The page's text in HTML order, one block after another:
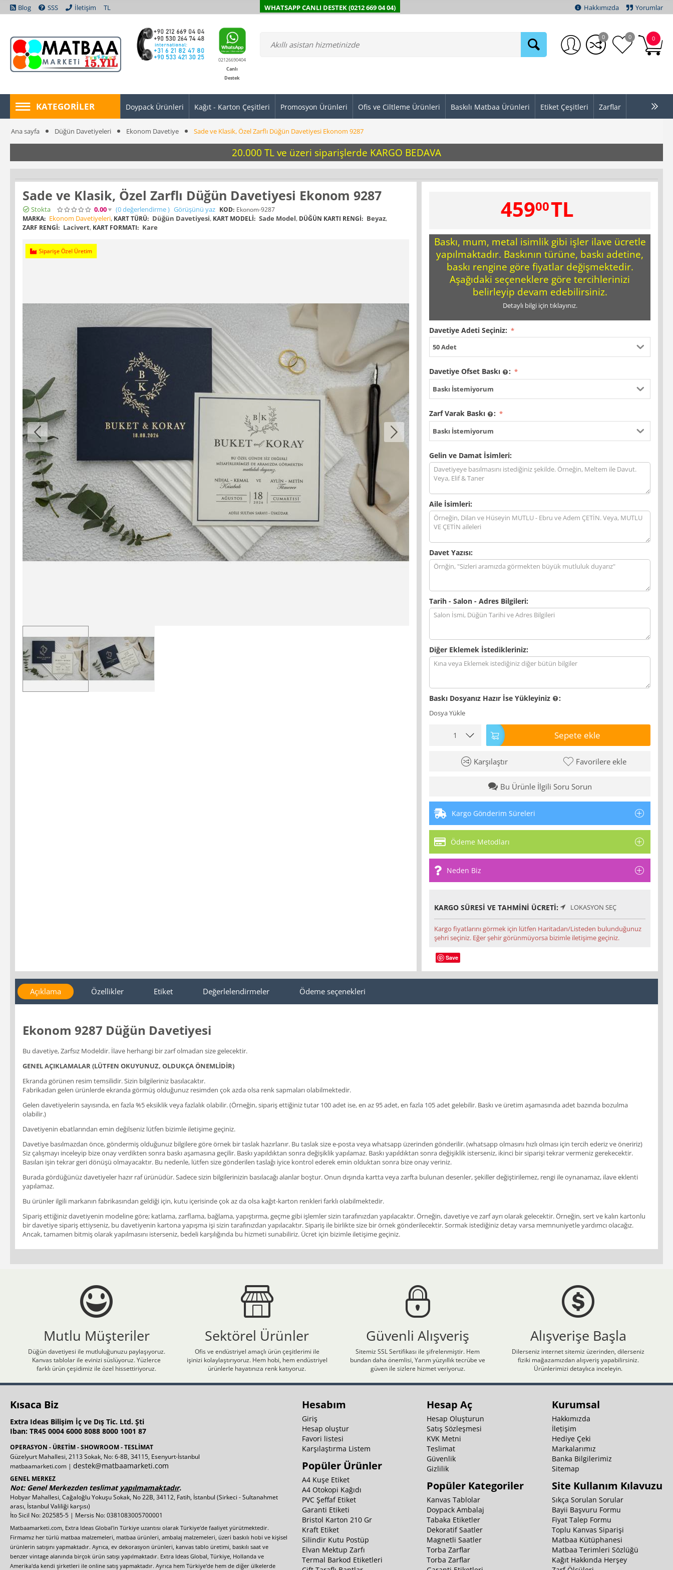
Blog SSS İletişim TL WHATSAPP CANLI DESTEK (0212 669 04 04) Hakkımızda Yorumlar
02126690404
Canlı
Destek
0
0 0
KATEGORILER Doypack Ürünleri Kağıt - Karton Çeşitleri Promosyon Ürünleri Ofis ve Ciltleme Ürünleri Baskılı Matbaa Ürünleri Etiket Çeşitleri Zarflar
Ana sayfa Düğün Davetiyeleri Ekonom Davetiye Sade ve Klasik, Özel Zarflı Düğün Davetiyesi Ekonom 9287
20.000 TL ve üzeri siparişlerde KARGO BEDAVA
Sade ve Klasik, Özel Zarflı Düğün Davetiyesi Ekonom 9287
Stokta 0.00 (0değerlendirme) Görüşünü yaz KOD: Ekonom-9287
MARKA: Ekonom Davetiyeleri, KART TÜRÜ: Düğün Davetiyesi, KART MODELI: Sade Model, DÜĞÜN KARTI RENGI: Beyaz,
ZARF RENGI: Lacivert, KART FORMATI: Kare
Siparişe Özel Üretim
45900TL
Baskı, mum, metal isimlik gibi işler ilave ücretle
yapılmaktadır. Baskının türüne, baskı adetine,
baskı rengine göre fiyatlar değişmektedir.
Aşağıdaki seçeneklere göre tercihlerinizi
belirleyip devam edebilirsiniz.
Detaylı bilgi için tıklayınız.
Davetiye Adeti Seçiniz:
50 Adet
Davetiye Ofset Baskı :
Baskı İstemiyorum
Zarf Varak Baskı :
Baskı İstemiyorum
Gelin ve Damat İsimleri:
Aile İsimleri:
Davet Yazısı:
Tarih - Salon - Adres Bilgileri:
Diğer Eklemek İstedikleriniz:
Baskı Dosyanız Hazır İse Yükleyiniz :
Dosya Yükle
Sepete ekle
Karşılaştır Favorilere ekle
Bu Ürünle İlgili Soru Sorun
Kargo Gönderim Süreleri
Ödeme Metodları
Neden Biz
KARGO SÜRESI VE TAHMINI ÜCRETI: LOKASYON SEÇ
Kargo fiyatlarını görmek için lütfen Haritadan/Listeden bulunduğunuz
şehri seçiniz. Eğer şehir görünmüyorsa bizimle iletişime geçiniz.
Save
Açıklama Özellikler Etiket Değerlelendirmeler Ödeme seçenekleri
Ekonom 9287 Düğün Davetiyesi
Bu davetiye, Zarfsız Modeldir. İlave herhangi bir zarf olmadan size gelecektir.
GENEL AÇIKLAMALAR (LÜTFEN OKUYUNUZ, OLDUKÇA ÖNEMLİDİR)
Ekranda görünen resim temsilidir. Sizin bilgileriniz basılacaktır.
Fabrikadan gelen ürünlerde ekranda görmüş olduğunuz resimden çok azda olsa renk sapmaları olabilmektedir.
Gelen davetiyelerin sayısında, en fazla %5 eksiklik veya fazlalık olabilir. (Örneğin, sipariş ettiğiniz tutar 100 adet ise, en az 95 adet, en fazla 105 adet gelebilir. Baskı ve üretim aşamasında adet bazında bozulma
olabilir.)
Davetiyenin ebatlarından emin değilseniz lütfen bizimle iletişime geçiniz.
Davetiye basılmazdan önce, göndermiş olduğunuz bilgilere göre örnek bir taslak hazırlanır. Bu taslak size e-posta veya whatsapp üzerinden gönderilir. (whatsapp olmasını hızlı olması için tercih ederiz ve öneririz)
Siz çalışmayı inceleyip bize onay verdikten sonra baskı aşamasına geçilir. Baskı yapıldıktan sonra değişiklik yapılamaz. Baskı yapıldıktan sonra değişiklik isterseniz, ikinci bir siparişi tekrar vermeniz gerekecektir.
Basılan işin tekrar geri dönüşü olmayacaktır. Bu nedenle, lütfen size gönderilen taslağı iyice kontrol ederek emin olduktan sonra bize onay veriniz.
Burada gördüğünüz davetiyeler hazır raf ürünüdür. Sadece sizin bilgilerinizin basılacağı alanlar boştur. Onun dışında kartta veya zarfta bulunan desenler, şekiller değiştirilemez, rengi ile oynanamaz, ilave eklenti
yapılamaz.
Bu ürünler ilgili markanın fabrikasından geldiği için, kutu içerisinde çok az da olsa kağıt-karton renkleri farklı olabilmektedir.
Sipariş ettiğiniz davetiyenin modeline göre; katlama, zarflama, bağlama, yapıştırma, geçme gibi işlemler sizin tarafınızdan yapılacaktır. Örneğin, davetiye ve zarf ayrı olarak gelecektir. Örneğin, sert ve kalın kartonlu
bir davetiye sipariş ettiyseniz, bu davetiyenin kartona yapışma işi sizin tarafınızdan yapılacaktır. Sipariş ile birlikte size bir örnek gönderilecektir. Sormak istediğiniz detay varsa memnuniyetle yardımcı olacağız.
Ancak, tamamen bitmiş olarak yapılmasını isterseniz, bedeli karşılığında bu hizmeti sunabiliriz. Ücret için bizimle iletişime geçiniz.
Mutlu Müşteriler
Düğün davetiyesi ile mutluluğunuzu paylaşıyoruz.
Kanvas tablolar ile evinizi süslüyoruz. Yüzlerce
farklı ürün çeşidimiz ile özel hissettiriyoruz.
Sektörel Ürünler
Ofis ve endüstriyel amaçlı ürün çeşitlerimi ile
işinizi kolaylaştırıyoruz. Hem hobi, hem endüstriyel
ürünlerle hayatınıza renk katıyoruz.
Güvenli Alışveriş
Sitemiz SSL Sertifikası ile şifrelenmiştir. Hem
bundan daha önemlisi, Yarım yüzyıllık tecrübe ve
güven ile sizlere hizmet veriyoruz.
Alışverişe Başla
Dilerseniz internet sitemiz üzerinden, dilerseniz
fiziki mağazamızdan alışveriş yapabilirsiniz.
Ürünlerimizi detaylıca inceleyin.
Kısaca Biz
Extra Ideas Bilişim İç ve Dış Tic. Ltd. Şti
Iban: TR45 0004 6000 8088 8000 1001 87
OPERASYON - ÜRETİM - SHOWROOM - TESLİMAT
Güzelyurt Mahallesi, 2113 Sokak, No: 6-8B, 34115, Esenyurt-İstanbul
matbaamarketi.com | destek@matbaamarketi.com
GENEL MERKEZ
Not: Genel Merkezden teslimat yapılmamaktadır.
Hobyar Mahallesi, Cağaloğlu Yokuşu Sokak, No 22B, 34112, Fatih, İstanbul (Sirkeci - Sultanahmet
arası, İstanbul Valiliği karşısı)
İto Sicil No: 202585-5 | Mersis No: 0381083005700001
Matbaamarketi.com, Extra Ideas Global'in Türkiye uzantısı olarak Türkiye'de faaliyet yürütmektedir.
Firmamız her türlü matbaa malzemeleri, matbaa ürünleri, ambalaj malzemeleri, üzeri baskılı hobi ve kişisel
ürünlerin satışını yapmaktadır. Ayrıca, ev dekorasyon ürünleri, kanvas tablo üretimi, baskılı saat ve
benzer vintage alanında birçok ürün satışı yapılmaktadır. Extra Ideas Global, Türkiye, Hollanda ve
Amerika'da kendi şirketleri ile online satış yapmaktadır. Ayrıca hem Türkiye'de hem de diğer ülkelerde
Hesabım
Giriş
Hesap oluştur
Favori listesi
Karşılaştırma Listem
Popüler Ürünler
A4 Kuşe Etiket
A4 Otokopi Kağıdı
PVC Şeffaf Etiket
Garanti Etiketi
Bristol Karton 210 Gr
Kraft Etiket
Silindir Kutu Postüp
Elvan Mektup Zarfı
Termal Barkod Etiketleri
Hesap Aç
Hesap Oluşturun
Satış Sözleşmesi
KVK Metni
Teslimat
Güvenlik
Gizlilik
Popüler Kategoriler
Kanvas Tablolar
Doypack Ambalaj
Tabaka Etiketler
Dekoratif Saatler
Magnetli Saatler
Torba Zarflar
Torba Zarflar
Kurumsal
Hakkımızda
İletişim
Hediye Çeki
Markalarımız
Banka Bilgilerimiz
Sitemap
Site Kullanım Kılavuzu
Sıkça Sorulan Sorular
Bayii Başvuru Formu
Fiyat Talep Formu
Toplu Kanvas Siparişi
Matbaa Kütüphanesi
Matbaa Terimleri Sözlüğü
Kağıt Hakkında Herşey